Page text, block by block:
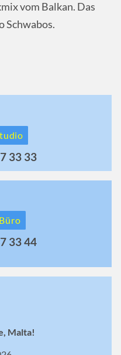
vom Balkan. Das
Schwabos.
33 33
33 44
Malta!